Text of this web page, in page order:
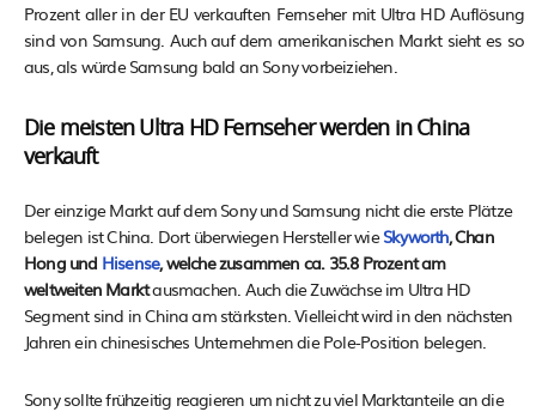
Prozent aller in der EU verkauften Fernseher mit Ultra HD Auflösung
sind von Samsung. Auch auf dem amerikanischen Markt sieht es so
aus, als würde Samsung bald an Sony vorbeiziehen.
Die meisten Ultra HD Fernseher werden in China
verkauft
Der einzige Markt auf dem Sony und Samsung nicht die erste Plätze
belegen ist China. Dort überwiegen Hersteller wieSkyworth, Chan
Hong und Hisense, welche zusammen ca. 35.8 Prozent am
weltweiten Marktausmachen. Auch die Zuwächse im Ultra HD
Segment sind in China am stärksten. Vielleicht wird in den nächsten
Jahren ein chinesisches Unternehmen die Pole-Position belegen.
Sony sollte frühzeitig reagieren um nicht zu viel Marktanteile an die